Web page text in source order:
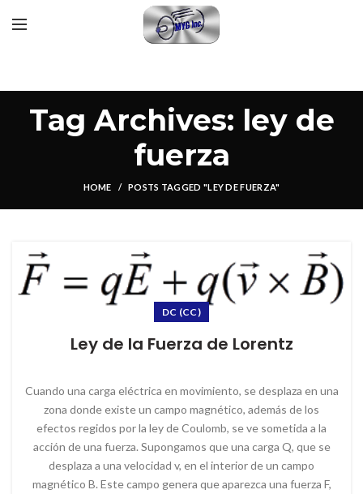
Tag Archives: ley de
fuerza
HOME POSTS TAGGED "LEY DE FUERZA"
DC (CC)
Ley de la Fuerza de Lorentz
Cuando una carga eléctrica en movimiento, se desplaza en una
zona donde existe un campo magnético, además de los
efectos regidos por la ley de Coulomb, se ve sometida a la
acción de una fuerza. Supongamos que una carga Q, que se
desplaza a una velocidad v, en el interior de un campo
magnético B. Este campo genera que aparezca una fuerza F,